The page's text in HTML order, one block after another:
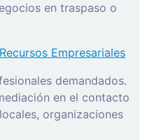
en traspaso o
Empresariales
demandados.
en el contacto
organizaciones